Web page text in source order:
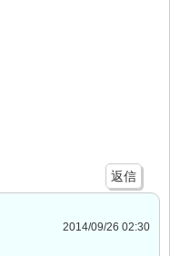
返信
2014/09/26 02:30